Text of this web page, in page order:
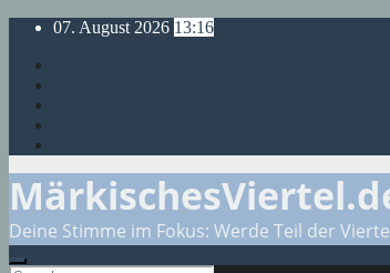
Skip
content
07. August 2026 13:16
Deine Stimme im Fokus: Werde Teil der